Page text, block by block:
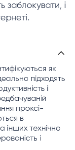
і
як
підходять
і
проксі-
в
інших технічно
і